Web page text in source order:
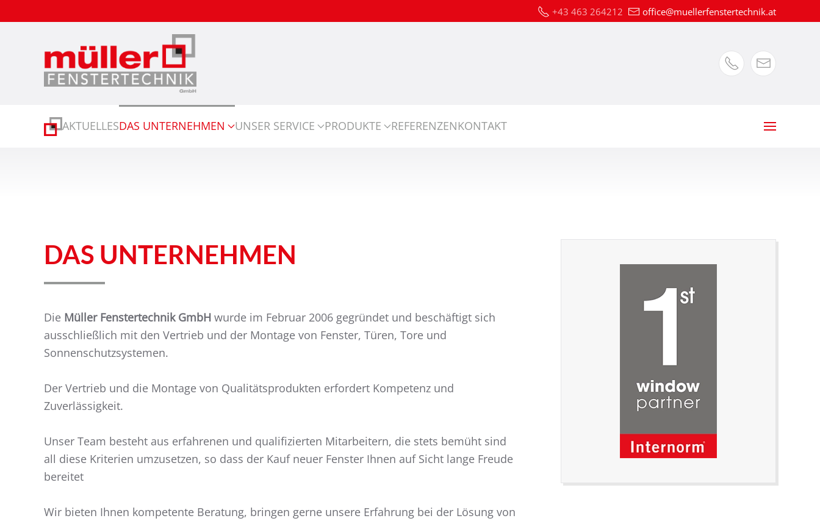
+43 463 264212 office@muellerfenstertechnik.at
AKTUELLESDAS UNTERNEHMEN UNSER SERVICE PRODUKTE REFERENZENKONTAKT
DAS UNTERNEHMEN
Die Müller Fenstertechnik GmbH wurde im Februar 2006 gegründet und beschäftigt sich
ausschließlich mit den Vertrieb und der Montage von Fenster, Türen, Tore und
Sonnenschutzsystemen.
Der Vertrieb und die Montage von Qualitätsprodukten erfordert Kompetenz und
Zuverlässigkeit.
Unser Team besteht aus erfahrenen und qualifizierten Mitarbeitern, die stets bemüht sind
all diese Kriterien umzusetzen, so dass der Kauf neuer Fenster Ihnen auf Sicht lange Freude
bereitet
Wir bieten Ihnen kompetente Beratung, bringen gerne unsere Erfahrung bei der Lösung von